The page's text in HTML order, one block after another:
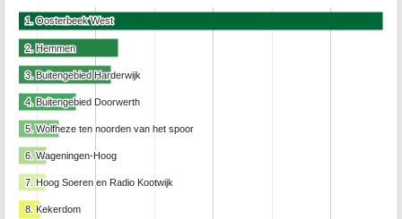
1. Oosterbeek West
1. Oosterbeek West
2. Hemmen
2. Hemmen
3. Buitengebied Harderwijk
3. Buitengebied Harderwijk
4. Buitengebied Doorwerth
4. Buitengebied Doorwerth
5. Wolfheze ten noorden van het spoor
5. Wolfheze ten noorden van het spoor
6. Wageningen-Hoog
6. Wageningen-Hoog
7. Hoog Soeren en Radio Kootwijk
7. Hoog Soeren en Radio Kootwijk
8. Kekerdom
8. Kekerdom